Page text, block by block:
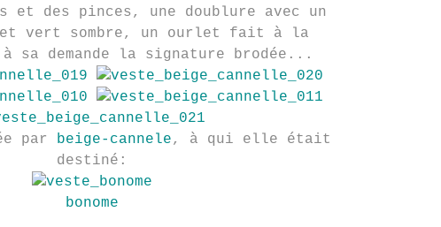
et des pinces, une doublure avec un
et vert sombre, un ourlet fait à la
à sa demande la signature brodée...
par beige-cannele, à qui elle était
destiné:
bonome